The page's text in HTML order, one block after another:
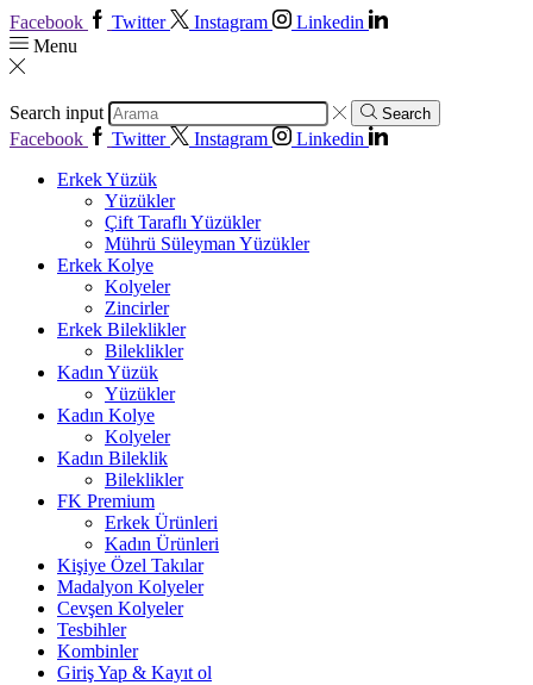
Facebook Twitter Instagram
Linkedin
Menu
Search input Search
Facebook Twitter Instagram
Linkedin
Erkek Yüzük
Yüzükler
Çift Taraflı Yüzükler
Mührü Süleyman Yüzükler
Erkek Kolye
Kolyeler
Zincirler
Erkek Bileklikler
Bileklikler
Kadın Yüzük
Yüzükler
Kadın Kolye
Kolyeler
Kadın Bileklik
Bileklikler
FK Premium
Erkek Ürünleri
Kadın Ürünleri
Kişiye Özel Takılar
Madalyon Kolyeler
Cevşen Kolyeler
Tesbihler
Kombinler
Giriş Yap & Kayıt ol